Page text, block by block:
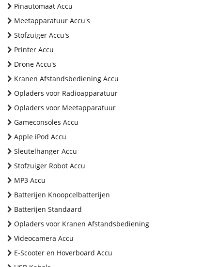
Pinautomaat Accu
Meetapparatuur Accu's
Stofzuiger Accu's
Printer Accu
Drone Accu's
Kranen Afstandsbediening Accu
Opladers voor Radioapparatuur
Opladers voor Meetapparatuur
Gameconsoles Accu
Apple iPod Accu
Sleutelhanger Accu
Stofzuiger Robot Accu
MP3 Accu
Batterijen Knoopcelbatterijen
Batterijen Standaard
Opladers voor Kranen Afstandsbediening
Videocamera Accu
E-Scooter en Hoverboard Accu